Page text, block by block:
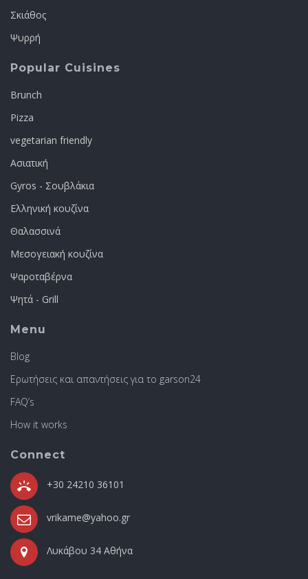
Σκιάθος
Ψυρρή
Popular Cuisines
Brunch
Pizza
vegetarian friendly
Ασιατική
Gyros - Σουβλάκια
Ελληνική κουζίνα
Θαλασσινά
Μεσογειακή κουζίνα
Ψαροταβέρνα
Ψητά - Grill
Menu
Blog
Ερωτήσεις και απαντήσεις για το garson24
FAQ’s
How it works
Connect
+30 24210 36101
vrikame@yahoo.gr
Λυκάβου 34 Αθήνα